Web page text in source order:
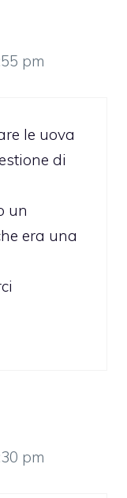
pm
le uova
di
un
era una
pm